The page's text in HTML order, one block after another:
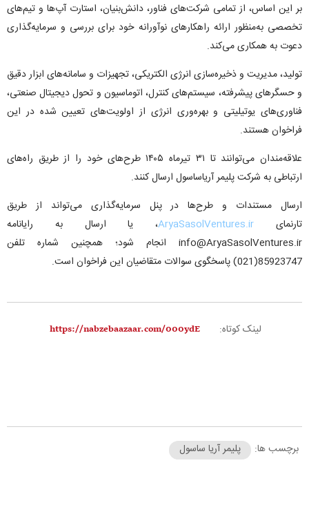
بر این اساس، از تمامی شرکت‌های فناور، دانش‌بنیان، استارت آپ‌ها و تیم‌های
تخصصی به‌منظور ارائه راهکارهای نوآورانه خود برای بررسی و سرمایه‌گذاری
دعوت به همکاری می‌کند.
تولید، مدیریت و ذخیره‌سازی انرژی الکتریکی، تجهیزات و سامانه‌های ابزار دقیق
و حسگرهای پیشرفته، سیستم‌های کنترل، اتوماسیون و تحول دیجیتال صنعتی،
فناوری‌های یوتیلیتی و بهره‌وری انرژی از اولویت‌های تعیین شده در این
فراخوان هستند.
علاقه‌مندان می‌توانند تا ۳۱ تیرماه ۱۴۰۵ طرح‌های خود را از طریق راه‌های
ارتباطی به شرکت پلیمر آریاساسول ارسال کنند.
ارسال مستندات و طرح‌ها در پنل سرمایه‌گذاری می‌تواند از طریق
تارنمای AryaSasolVentures.ir، یا ارسال به رایانامه
info@AryaSasolVentures.ir انجام شود؛ همچنین شماره تلفن
85923747(021) پاسخگوی سوالات متقاضیان این فراخوان است.
لینک کوتاه:
برچسب ها: پلیمر آریا ساسول